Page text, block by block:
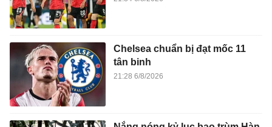
Chelsea chuẩn bị đạt mốc 11
tân binh
21:28 6/8/2026